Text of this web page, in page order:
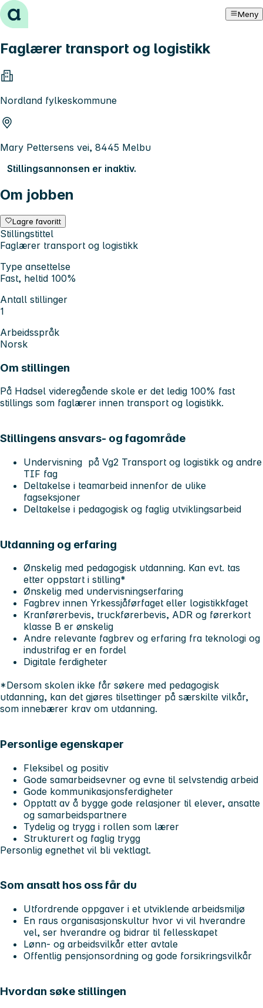
Hopp til innhold Meny
Faglærer transport og logistikk
Nordland fylkeskommune
Mary Pettersens vei, 8445 Melbu
Stillingsannonsen er inaktiv.
Om jobben
Lagre favoritt
Stillingstittel
Faglærer transport og logistikk
Type ansettelse
Fast, heltid 100%
Antall stillinger
1
Arbeidsspråk
Norsk
Om stillingen
På Hadsel videregående skole er det ledig 100% fast
stillings som faglærer innen transport og logistikk.
Stillingens ansvars- og fagområde
Undervisning på Vg2 Transport og logistikk og andre
TIF fag
Deltakelse i teamarbeid innenfor de ulike
fagseksjoner
Deltakelse i pedagogisk og faglig utviklingsarbeid
Utdanning og erfaring
Ønskelig med pedagogisk utdanning. Kan evt. tas
etter oppstart i stilling*
Ønskelig med undervisningserfaring
Fagbrev innen Yrkessjåførfaget eller logistikkfaget
Kranførerbevis, truckførerbevis, ADR og førerkort
klasse B er ønskelig
Andre relevante fagbrev og erfaring fra teknologi og
industrifag er en fordel
Digitale ferdigheter
*Dersom skolen ikke får søkere med pedagogisk
utdanning, kan det gjøres tilsettinger på særskilte vilkår,
som innebærer krav om utdanning.
Personlige egenskaper
Fleksibel og positiv
Gode samarbeidsevner og evne til selvstendig arbeid
Gode kommunikasjonsferdigheter
Opptatt av å bygge gode relasjoner til elever, ansatte
og samarbeidspartnere
Tydelig og trygg i rollen som lærer
Strukturert og faglig trygg
Personlig egnethet vil bli vektlagt.
Som ansatt hos oss får du
Utfordrende oppgaver i et utviklende arbeidsmiljø
En raus organisasjonskultur hvor vi vil hverandre
vel, ser hverandre og bidrar til fellesskapet
Lønn- og arbeidsvilkår etter avtale
Offentlig pensjonsordning og gode forsikringsvilkår
Hvordan søke stillingen